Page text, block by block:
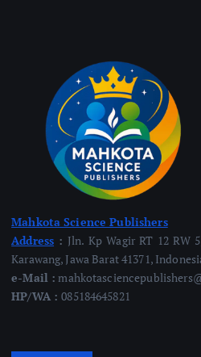
Mahkota Science Publishers
Address : Jln. Kp Wagir RT 12 RW
Karawang, Jawa Barat 41371,
e-Mail :
HP/WA :085184645821